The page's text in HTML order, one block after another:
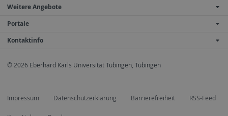
Weitere Angebote
Portale
Kontaktinfo
© 2026 Eberhard Karls Universität Tübingen, Tübingen
Impressum Datenschutzerklärung Barrierefreiheit RSS-Feed